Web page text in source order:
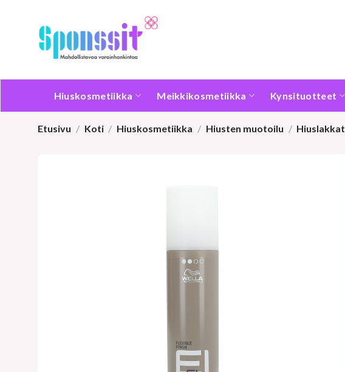
Hiuskosmetiikka Meikkikosmetiikka Kynsituotteet
Etusivu / Koti / Hiuskosmetiikka / Hiusten muotoilu / Hiuslakkat